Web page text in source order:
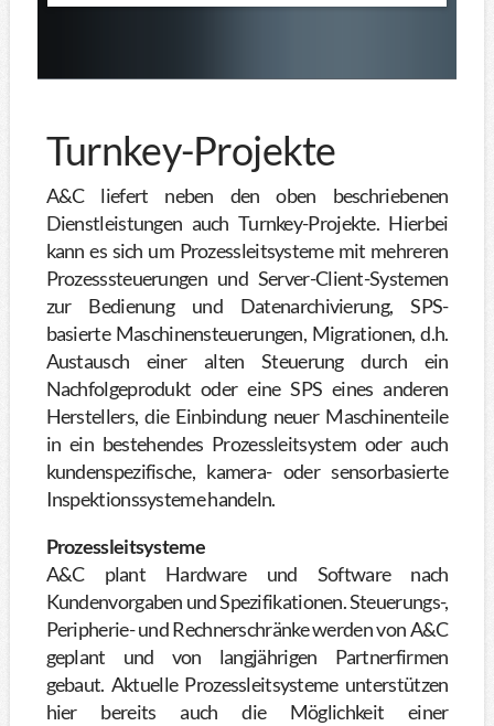
Turnkey-Projekte
A&C liefert neben den oben beschriebenen
Dienstleistungen auch Turnkey-Projekte. Hierbei
kann es sich um Prozessleitsysteme mit mehreren
Prozesssteuerungen und Server-Client-Systemen
zur Bedienung und Datenarchivierung, SPS-
basierte Maschinensteuerungen, Migrationen, d.h.
Austausch einer alten Steuerung durch ein
Nachfolgeprodukt oder eine SPS eines anderen
Herstellers, die Einbindung neuer Maschinenteile
in ein bestehendes Prozessleitsystem oder auch
kundenspezifische, kamera- oder sensorbasierte
Inspektionssysteme handeln.
Prozessleitsysteme
A&C plant Hardware und Software nach
Kundenvorgaben und Spezifikationen. Steuerungs-,
Peripherie- und Rechnerschränke werden von A&C
geplant und von langjährigen Partnerfirmen
gebaut. Aktuelle Prozessleitsysteme unterstützen
hier bereits auch die Möglichkeit einer